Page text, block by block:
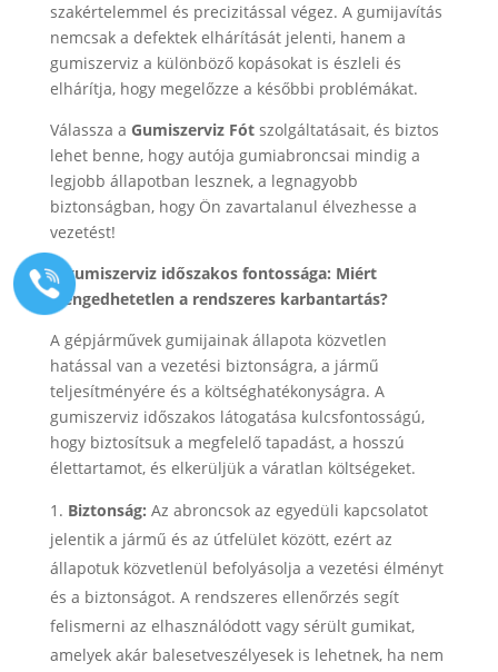
szakértelemmel és precizitással végez. A gumijavítás
nemcsak a defektek elhárítását jelenti, hanem a
gumiszerviz a különböző kopásokat is észleli és
elhárítja, hogy megelőzze a későbbi problémákat.
Válassza a Gumiszerviz Fót szolgáltatásait, és biztos
lehet benne, hogy autója gumiabroncsai mindig a
legjobb állapotban lesznek, a legnagyobb
biztonságban, hogy Ön zavartalanul élvezhesse a
vezetést!
A gumiszerviz időszakos fontossága: Miért
elengedhetetlen a rendszeres karbantartás?
A gépjárművek gumijainak állapota közvetlen
hatással van a vezetési biztonságra, a jármű
teljesítményére és a költséghatékonyságra. A
gumiszerviz időszakos látogatása kulcsfontosságú,
hogy biztosítsuk a megfelelő tapadást, a hosszú
élettartamot, és elkerüljük a váratlan költségeket.
Biztonság: Az abroncsok az egyedüli kapcsolatot
jelentik a jármű és az útfelület között, ezért az
állapotuk közvetlenül befolyásolja a vezetési élményt
és a biztonságot. A rendszeres ellenőrzés segít
felismerni az elhasználódott vagy sérült gumikat,
amelyek akár balesetveszélyesek is lehetnek, ha nem